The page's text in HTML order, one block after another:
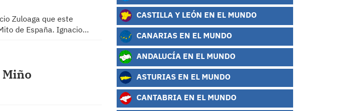
Zuloaga que este
de España. Ignacio…
CASTILLA Y LEÓN EN EL MUNDO
CANARIAS EN EL MUNDO
ANDALUCÍA EN EL MUNDO
ASTURIAS EN EL MUNDO
CANTABRIA EN EL MUNDO